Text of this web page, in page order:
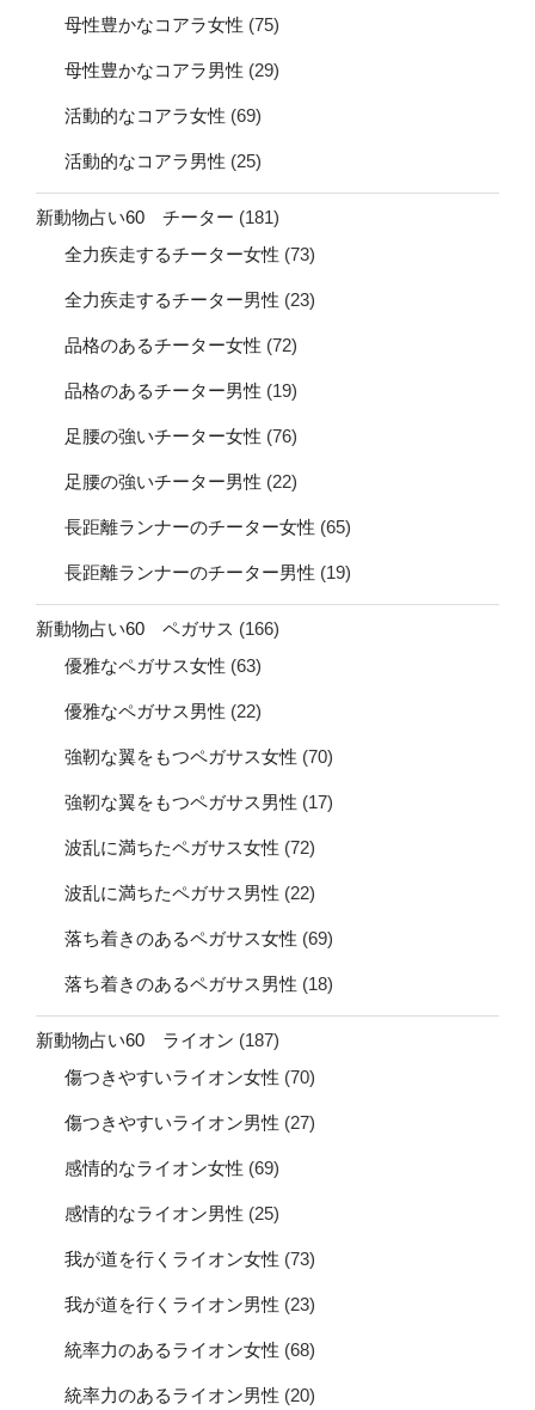
母性豊かなコアラ女性 (75)
母性豊かなコアラ男性 (29)
活動的なコアラ女性 (69)
活動的なコアラ男性 (25)
新動物占い60 チーター (181)
全力疾走するチーター女性 (73)
全力疾走するチーター男性 (23)
品格のあるチーター女性 (72)
品格のあるチーター男性 (19)
足腰の強いチーター女性 (76)
足腰の強いチーター男性 (22)
長距離ランナーのチーター女性 (65)
長距離ランナーのチーター男性 (19)
新動物占い60 ペガサス (166)
優雅なペガサス女性 (63)
優雅なペガサス男性 (22)
強靭な翼をもつペガサス女性 (70)
強靭な翼をもつペガサス男性 (17)
波乱に満ちたペガサス女性 (72)
波乱に満ちたペガサス男性 (22)
落ち着きのあるペガサス女性 (69)
落ち着きのあるペガサス男性 (18)
新動物占い60 ライオン (187)
傷つきやすいライオン女性 (70)
傷つきやすいライオン男性 (27)
感情的なライオン女性 (69)
感情的なライオン男性 (25)
我が道を行くライオン女性 (73)
我が道を行くライオン男性 (23)
統率力のあるライオン女性 (68)
統率力のあるライオン男性 (20)